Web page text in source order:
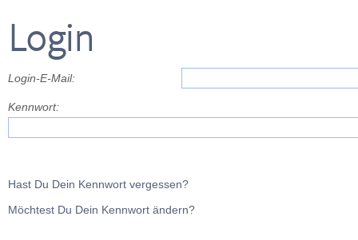
Login
Login-E-Mail:
Kennwort:
Hast Du Dein Kennwort vergessen?
Möchtest Du Dein Kennwort ändern?